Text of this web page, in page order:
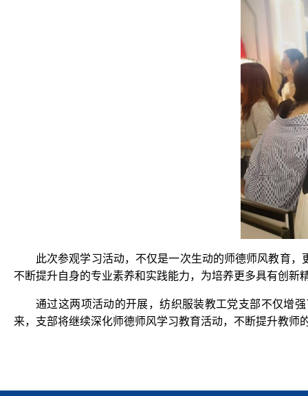
此次参观学习活动，不仅是一次生动的师德师风教育
不断提升自身的专业素养和实践能力，为培养更多具有创新
通过这两项活动的开展，纺织服装教工党支部不仅增
来，支部将继续深化师德师风学习教育活动，不断提升教